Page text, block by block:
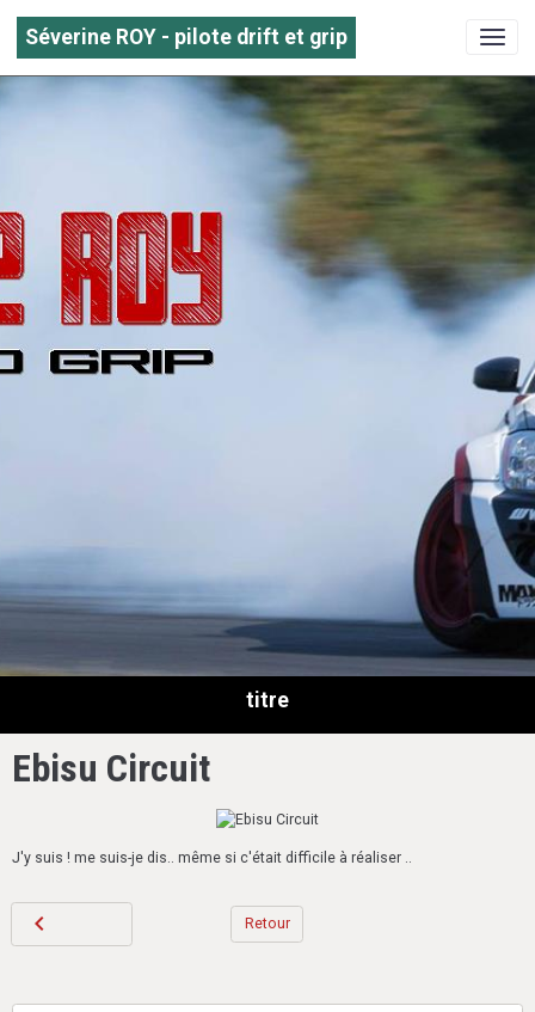
Séverine ROY - pilote drift et grip
titre
Ebisu Circuit
J'y suis ! me suis-je dis.. même si c'était difficile à réaliser ..
Retour